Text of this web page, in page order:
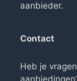
aanbieder.
Contact
Heb je